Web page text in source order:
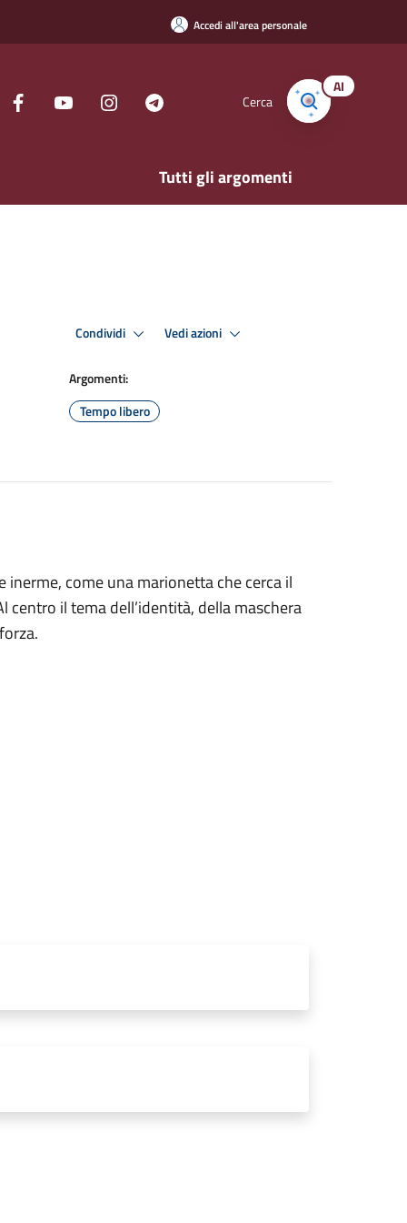
Accedi all'area personale
Cerca
AI
Tutti gli argomenti
Condividi Vedi azioni
Argomenti:
Tempo libero
inerme, come una marionetta che cerca il
il tema dell’identità, della maschera